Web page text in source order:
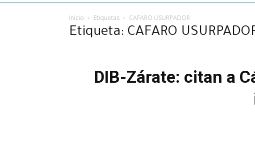
Inicio Etiquetas CAFARO USURPADOR
Etiqueta: CAFARO
DIB-Zárate: citan a